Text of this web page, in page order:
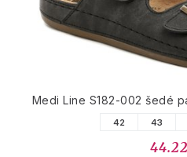
Medi Line S182-002 šedé
42 43